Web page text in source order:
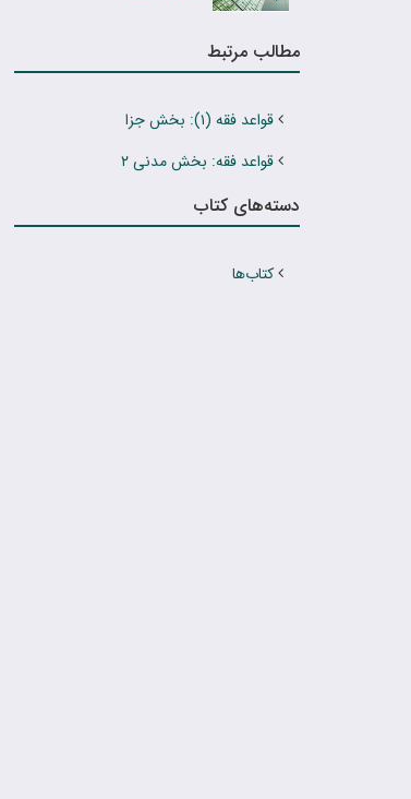
مطالب مرتبط
قواعد فقه (۱): بخش جزا
قواعد فقه: بخش مدنی ۲
دسته‌های کتاب
کتاب‌ها